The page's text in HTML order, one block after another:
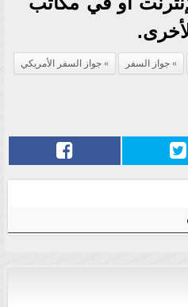
جواز السفر
جواز السفر الأمريكي